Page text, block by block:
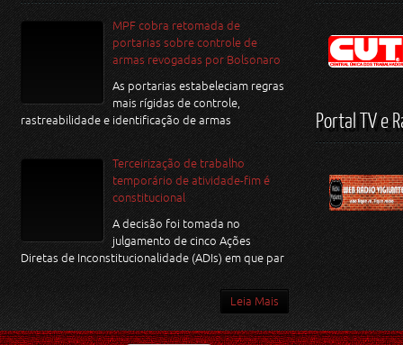
MPF cobra retomada de
portarias sobre controle de
armas revogadas por Bolsonaro
As portarias estabeleciam regras
mais rígidas de controle,
rastreabilidade e identificação de armas
Terceirização de trabalho
temporário de atividade-fim é
constitucional
A decisão foi tomada no
julgamento de cinco Ações
Diretas de Inconstitucionalidade (ADIs) em que par
Leia Mais
Portal TV e